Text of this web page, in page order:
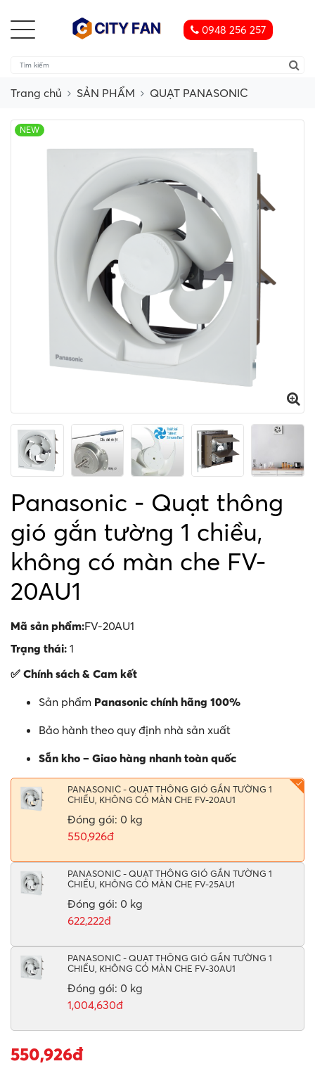
0948 256 257
Trang chủ SẢN PHẨM QUẠT PANASONIC
NEW
Panasonic - Quạt thông
gió gắn tường 1 chiều,
không có màn che FV-
20AU1
Mã sản phẩm:FV-20AU1
Trạng thái: 1
✅ Chính sách & Cam kết
Sản phẩm Panasonic chính hãng 100%
Bảo hành theo quy định nhà sản xuất
Sẵn kho – Giao hàng nhanh toàn quốc
PANASONIC - QUẠT THÔNG GIÓ GẮN TƯỜNG 1
CHIỀU, KHÔNG CÓ MÀN CHE FV-20AU1
Đóng gói: 0 kg
550,926đ
PANASONIC - QUẠT THÔNG GIÓ GẮN TƯỜNG 1
CHIỀU, KHÔNG CÓ MÀN CHE FV-25AU1
Đóng gói: 0 kg
622,222đ
PANASONIC - QUẠT THÔNG GIÓ GẮN TƯỜNG 1
CHIỀU, KHÔNG CÓ MÀN CHE FV-30AU1
Đóng gói: 0 kg
1,004,630đ
550,926đ